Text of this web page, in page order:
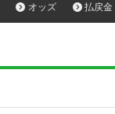
オッズ 払戻金